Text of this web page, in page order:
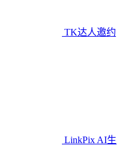
TK达人邀约
LinkPix AI生